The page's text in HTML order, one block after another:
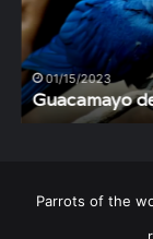
01/15/2023
Guacamayo
Parrots of the